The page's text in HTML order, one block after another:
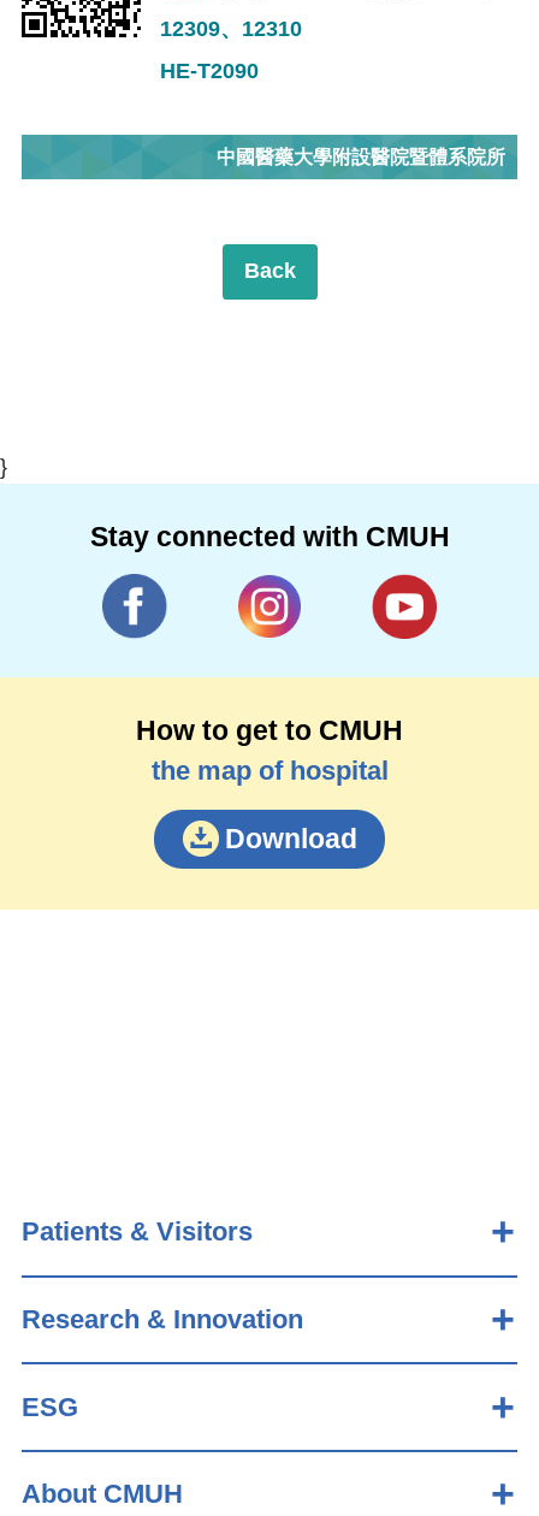
12309、12310
HE-T2090
中國醫藥大學附設醫院暨體系院所
Back
}
Stay connected with CMUH
How to get to CMUH
the map of hospital
Download
Patients & Visitors
Research & Innovation
ESG
About CMUH